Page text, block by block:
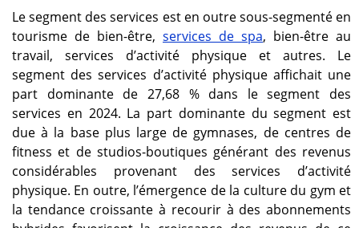
Le segment des services est en outre sous-segmenté en
tourisme de bien-être, services de spa, bien-être au
travail, services d’activité physique et autres. Le
segment des services d’activité physique affichait une
part dominante de 27,68 % dans le segment des
services en 2024. La part dominante du segment est
due à la base plus large de gymnases, de centres de
fitness et de studios-boutiques générant des revenus
considérables provenant des services d’activité
physique. En outre, l’émergence de la culture du gym et
la tendance croissante à recourir à des abonnements